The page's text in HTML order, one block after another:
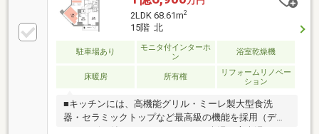
用、オートバス、浴室乾燥機、バスオーディオ）・洗
面化粧台交換（ミラーキャビネット四面鏡採用）・ト
イレ交換（温水洗浄機能付き・フルオート便座採
用）・フローリング全面貼替（LDには床暖房新規交
換）・壁紙全面貼替（一部アクセントクロス、LDには
エコカラット採用）・建具交換、給湯器、ハウスクリ
2LDK 68.61m2
15階 北
駐車場あり
モニタ付インターホ
ン
浴室乾燥機
床暖房 所有権
リフォームリノベー
ション
■キッチンには、高機能グリル・ミーレ製大型食洗
器・セラミックトップなど最高級の機能を採用（ディ